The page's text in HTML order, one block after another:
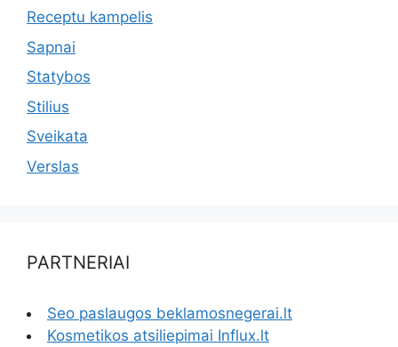
Receptu kampelis
Sapnai
Statybos
Stilius
Sveikata
Verslas
PARTNERIAI
Seo paslaugos beklamosnegerai.lt
Kosmetikos atsiliepimai Influx.lt